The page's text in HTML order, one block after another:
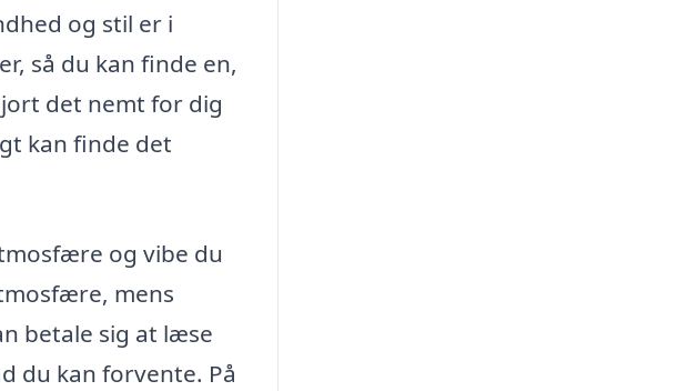
og stil er i
så du kan finde en,
det nemt for dig
kan finde det
og vibe du
mens
betale sig at læse
du kan forvente. På